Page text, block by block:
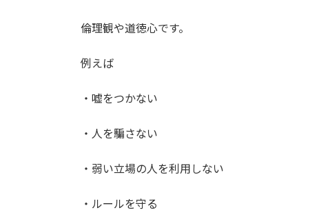
倫理観や道徳心です。
例えば
・嘘をつかない
・人を騙さない
・弱い立場の人を利用しない
・ルールを守る